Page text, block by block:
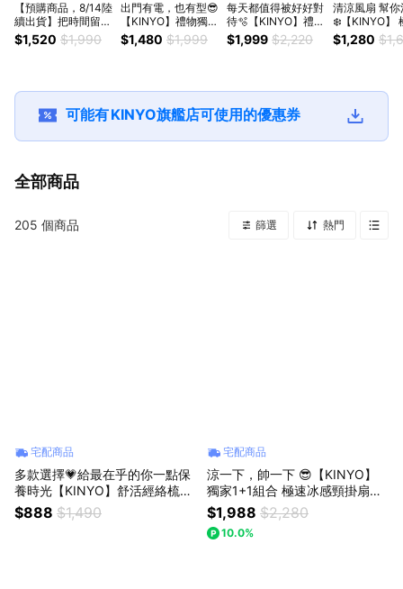
【預購商品，8/14陸
續出貨】把時間留給
最美的你🫰
【KINYO】禮物獨家
段式肌肉舒緩筋膜槍
放鬆 舒緩
$1,520 $1,990
出門有電，也有型😎
【KINYO】禮物獨家
1+1組 三刀頭水洗刮
鬍刀+超薄磁吸無線
$1,480 $1,999
每天都值得被好好對
待🫧【KINYO】禮物
獨家1+1暖心SPA組
按摩摺疊足浴機+溫
舒緩
$1,999 $2,220
清涼風扇 幫你
❄️【KINYO】
感頸掛扇
生日禮物 送禮
$1,280
可能有KINYO旗艦店可使用的優惠券
全部商品
205 個商品 篩選 熱門
宅配商品
多款選擇💗給最在乎的你一點保
養時光【KINYO】舒活經絡梳刮
痧儀 (AMR) 送禮 禮物 刮痧 舒緩
按摩 按摩儀 刮痧儀 日常
$888 $1,490
宅配商品
涼一下，帥一下 😎【KINYO】
獨家1+1組合 極速冰感頸掛扇
+雙刀頭充電式刮鬍刀 父親節送
禮 男性禮物 日常 保養 夏天 風扇
$1,988 $2,280
10.0%